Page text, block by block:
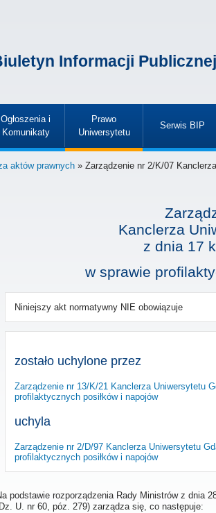
Informacji Publicznej
Ogłoszenia i
Komunikaty
»
Prawo
Uniwersytetu
»
Serwis BIP
»
aktów prawnych » Zarządzenie nr 2/K/07
Kanclerza
z dnia 17
w sprawie
Niniejszy akt normatywny NIE obowiązuje
zostało uchylone przez
Zarządzenie nr 13/K/21 Kanclerza Uniwersytetu
profilaktycznych posiłków i napojów
uchyla
Zarządzenie nr 2/D/97 Kanclerza Uniwersytetu
profilaktycznych posiłków i napojów
podstawie rozporządzenia Rady Ministrów z dnia
U. nr 60, póz. 279) zarządza się, co następuje: